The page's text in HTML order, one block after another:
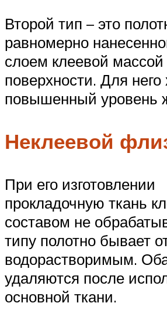
Второй тип – это
равномерно
слоем клеевой массой
поверхности. Для него
повышенный уровень
Неклеевой
При его изготовлении
прокладочную ткань
составом не
типу полотно бывает
водорастворимым.
удаляются после
основной ткани.